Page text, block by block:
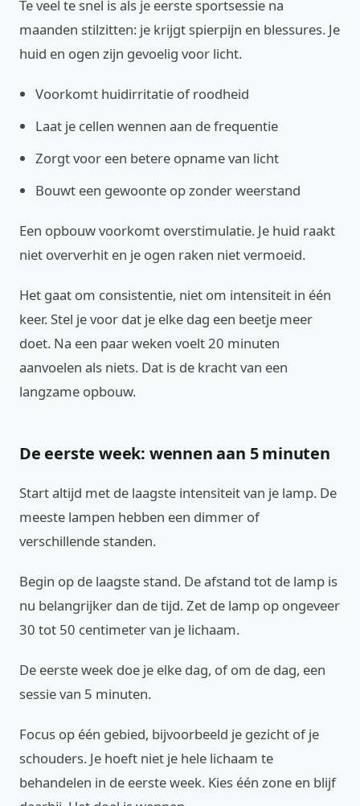
Te veel te snel is als je eerste sportsessie na
maanden stilzitten: je krijgt spierpijn en blessures. Je
huid en ogen zijn gevoelig voor licht.
Voorkomt huidirritatie of roodheid
Laat je cellen wennen aan de frequentie
Zorgt voor een betere opname van licht
Bouwt een gewoonte op zonder weerstand
Een opbouw voorkomt overstimulatie. Je huid raakt
niet oververhit en je ogen raken niet vermoeid.
Het gaat om consistentie, niet om intensiteit in één
keer. Stel je voor dat je elke dag een beetje meer
doet. Na een paar weken voelt 20 minuten
aanvoelen als niets. Dat is de kracht van een
langzame opbouw.
De eerste week: wennen aan 5 minuten
Start altijd met de laagste intensiteit van je lamp. De
meeste lampen hebben een dimmer of
verschillende standen.
Begin op de laagste stand. De afstand tot de lamp is
nu belangrijker dan de tijd. Zet de lamp op ongeveer
30 tot 50 centimeter van je lichaam.
De eerste week doe je elke dag, of om de dag, een
sessie van 5 minuten.
Focus op één gebied, bijvoorbeeld je gezicht of je
schouders. Je hoeft niet je hele lichaam te
behandelen in de eerste week. Kies één zone en blijf